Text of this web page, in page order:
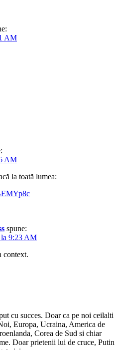
AM
AM
la toată lumea:
spune:
la 9:23 AM
context.
cu succes. Doar ca pe noi ceilalti
Europa, Ucraina, America de
Corea de Sud si chiar
Doar prietenii lui de cruce, Putin